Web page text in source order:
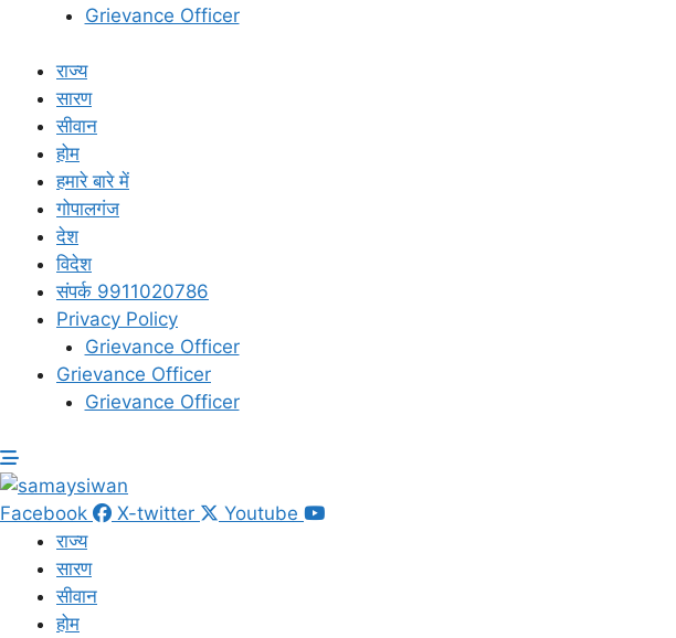
Grievance Officer
राज्य
सारण
सीवान
होम
हमारे बारे में
गोपालगंज
देश
विदेश
संपर्क 9911020786
Privacy Policy
Grievance Officer
Grievance Officer
Grievance Officer
Facebook X-twitter
Youtube
राज्य
सारण
सीवान
होम